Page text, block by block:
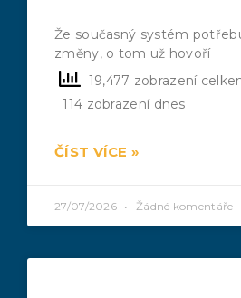
Že současný systém
změny, o tom už hovoří
19,477 zobrazení
114 zobrazení dnes
ČÍST VÍCE »
27/07/2026 Žádné komentáře